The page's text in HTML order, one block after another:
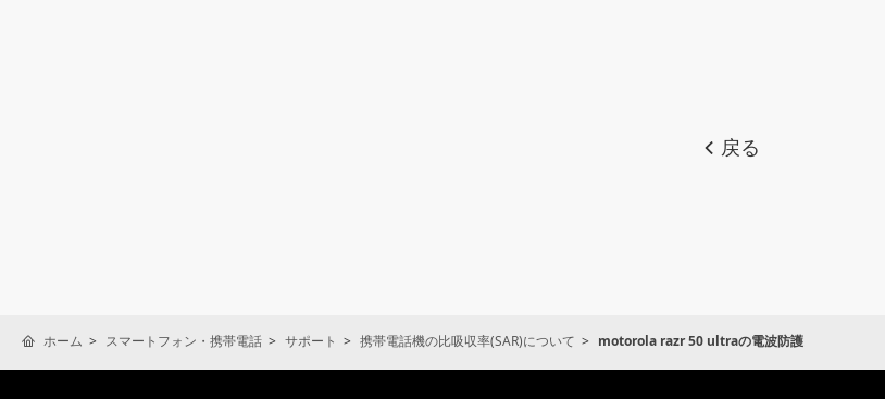
戻る
ホーム スマートフォン・携帯電話 サポート 携帯電話機の比吸収率(SAR)について motorola razr 50 ultraの電波防護